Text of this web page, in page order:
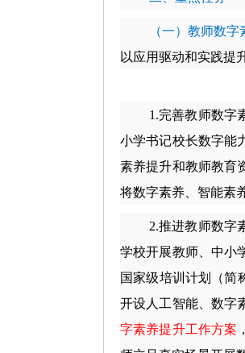
（一）教师数
以应用驱动和实践提
1.完善教师数字
小学书记校长数字能
素养提升和教师教育
将数字素养、智能素
2.推进教师数字
学校开展教师、中小
国家级培训计划（简
开设人工智能、数字
字素养提升工作方案